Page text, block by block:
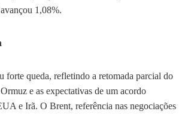
1,08%.
forte queda, refletindo a retomada parcial do
e as expectativas de um acordo
e Irã. O Brent, referência nas negociações